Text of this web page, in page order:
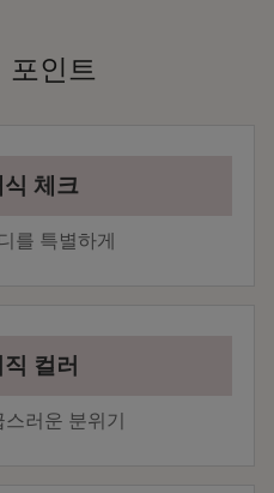
포인트
체크
를 특별하게
컬러
러운 분위기